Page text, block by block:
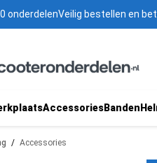
onderdelenVeilig bestellen en
AccessoriesBanden
/ Accessories